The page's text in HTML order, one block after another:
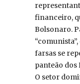
financeiro,
Bolsonaro.
farsas se
panteão dos
O setor